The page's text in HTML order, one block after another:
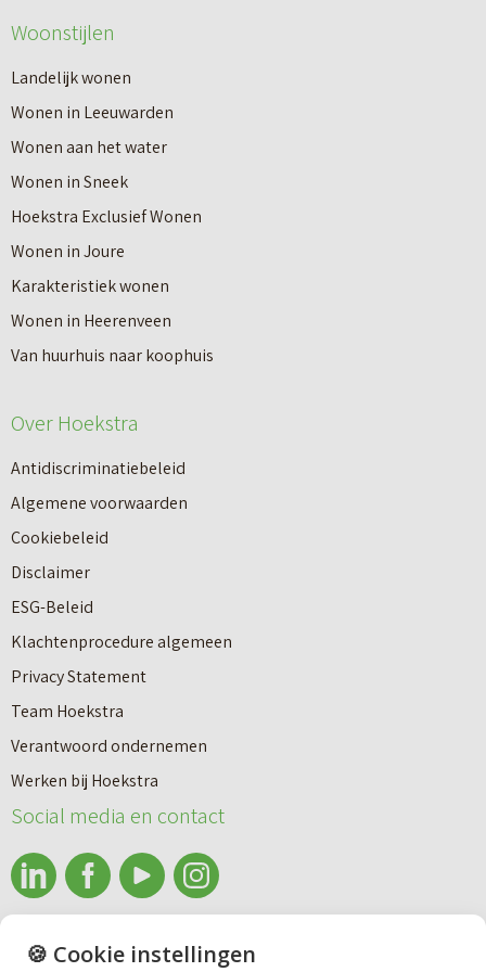
Nieuwbouw
Huren
Bedrijfsmakelaardij
Woonstijlen
Landelijk wonen
Wonen in Leeuwarden
Wonen aan het water
Wonen in Sneek
Hoekstra Exclusief Wonen
Wonen in Joure
Karakteristiek wonen
Wonen in Heerenveen
Van huurhuis naar koophuis
Over Hoekstra
Antidiscriminatiebeleid
Algemene voorwaarden
Cookiebeleid
Disclaimer
ESG-Beleid
Klachtenprocedure algemeen
Privacy Statement
Team Hoekstra
Verantwoord ondernemen
Werken bij Hoekstra
Social media en contact
info@makelaardijhoekstra.nl
🍪 Cookie instellingen